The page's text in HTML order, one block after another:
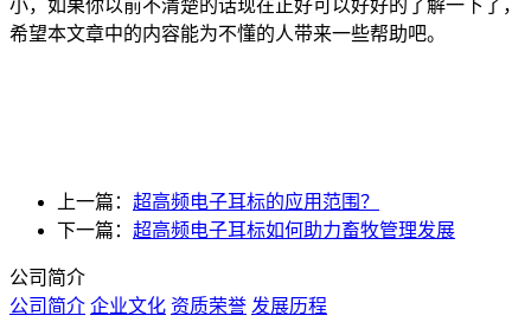
小，如果你以前不清楚的话现在正好可以好好的了解一下了，
希望本文章中的内容能为不懂的人带来一些帮助吧。
上一篇： 超高频电子耳标的应用范围？
下一篇： 超高频电子耳标如何助力畜牧管理发展
公司简介
公司简介 企业文化 资质荣誉 发展历程